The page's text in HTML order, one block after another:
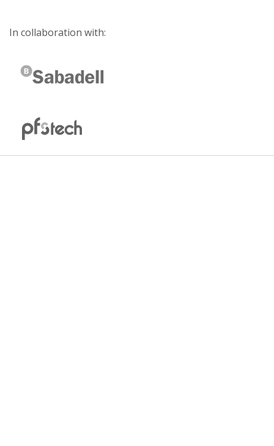
In collaboration with: